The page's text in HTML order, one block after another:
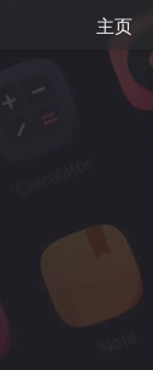
主页